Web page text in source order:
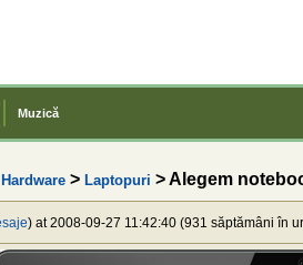
Muzică
Hardware> Laptopuri > Alegem
) at 2008-09-27 11:42:40 (931 săptămâni în